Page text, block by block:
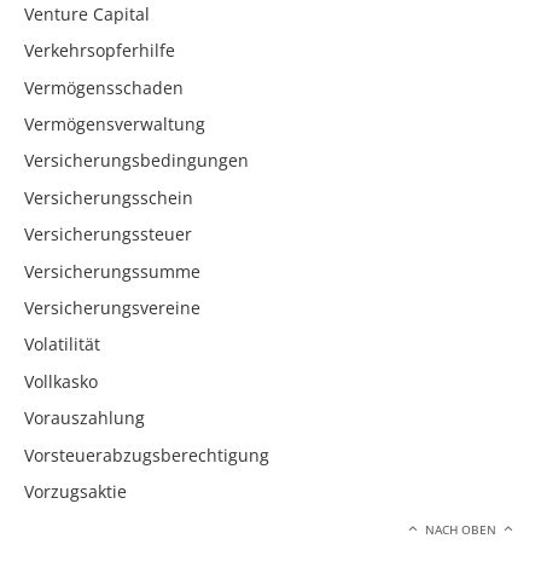
Venture Capital
Verkehrsopferhilfe
Vermögensschaden
Vermögensverwaltung
Versicherungsbedingungen
Versicherungsschein
Versicherungssteuer
Versicherungssumme
Versicherungsvereine
Volatilität
Vollkasko
Vorauszahlung
Vorsteuerabzugsberechtigung
Vorzugsaktie
NACH OBEN